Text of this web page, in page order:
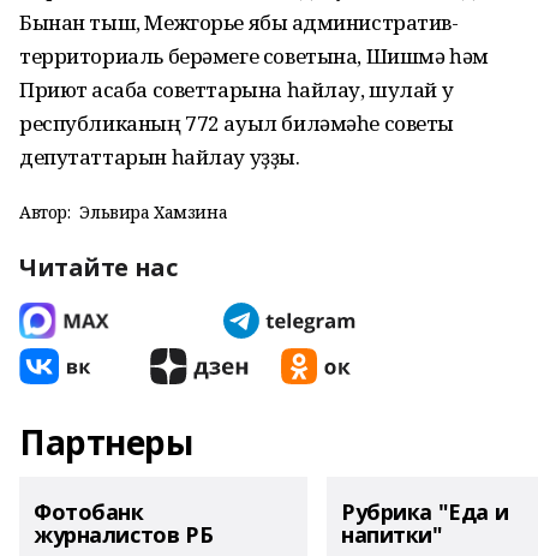
Бынан тыш, Межгорье ябыҡ административ-
территориаль берәмеге советына, Шишмә һәм
Приют ҡасаба советтарына һайлау, шулай уҡ
республиканың 772 ауыл биләмәһе советы
депутаттарын һайлау уҙҙы.
Автор: Эльвира Хамзина
Читайте нас
Партнеры
Фотобанк
журналистов РБ
Рубрика "Еда и
напитки"